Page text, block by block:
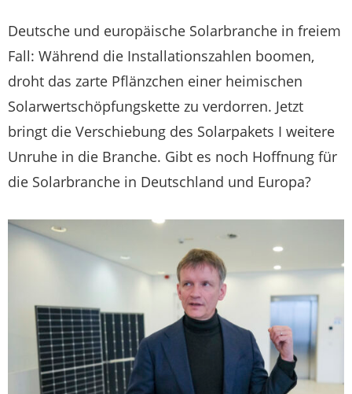
Deutsche und europäische Solarbranche in freiem
Fall: Während die Installationszahlen boomen,
droht das zarte Pflänzchen einer heimischen
Solarwertschöpfungskette zu verdorren. Jetzt
bringt die Verschiebung des Solarpakets I weitere
Unruhe in die Branche. Gibt es noch Hoffnung für
die Solarbranche in Deutschland und Europa?